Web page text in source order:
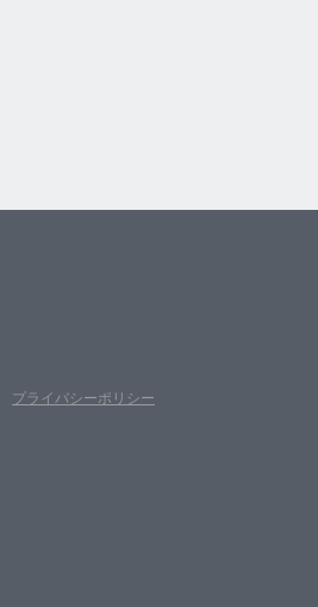
プライバシーポリシー